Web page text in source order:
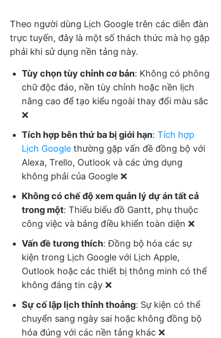
Theo người dùng Lịch Google trên các diễn đàn
trực tuyến, đây là một số thách thức mà họ gặp
phải khi sử dụng nền tảng này.
Tùy chọn tùy chỉnh cơ bản: Không có phông
chữ độc đáo, nền tùy chỉnh hoặc nền lịch
nâng cao để tạo kiểu ngoài thay đổi màu sắc
❌
Tích hợp bên thứ ba bị giới hạn: Tích hợp
Lịch Google thường gặp vấn đề đồng bộ với
Alexa, Trello, Outlook và các ứng dụng
không phải của Google ❌
Không có chế độ xem quản lý dự án tất cả
trong một: Thiếu biểu đồ Gantt, phụ thuộc
công việc và bảng điều khiển toàn diện ❌
Vấn đề tương thích: Đồng bộ hóa các sự
kiện trong Lịch Google với Lịch Apple,
Outlook hoặc các thiết bị thông minh có thể
không đáng tin cậy ❌
Sự cố lập lịch thỉnh thoảng: Sự kiện có thể
chuyển sang ngày sai hoặc không đồng bộ
hóa đúng với các nền tảng khác ❌